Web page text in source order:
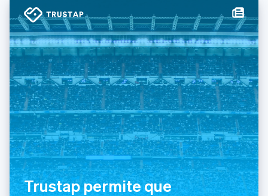
Trustap permite que
Grécia
English
Hungria
English
Índia
English
Irlanda
English
Itália
Italiano English
Japão
日本語English
Letônia
English
Liechtenstein